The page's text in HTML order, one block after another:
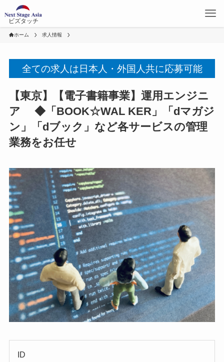
ビズタッチ
ホーム 求人情報
全ての求人は日本人・外国人共に応募可能
【東京】【電子書籍事業】運用エンジニ
ア ◆「BOOK☆WAL KER」「dマガジ
ン」「dブック」など各サービスの管理
業務をお任せ
ID